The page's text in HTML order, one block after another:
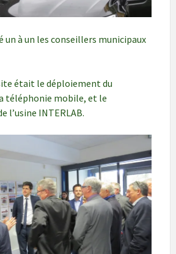
un à un les conseillers municipaux
était le déploiement du
téléphonie mobile, et le
l’usine INTERLAB.